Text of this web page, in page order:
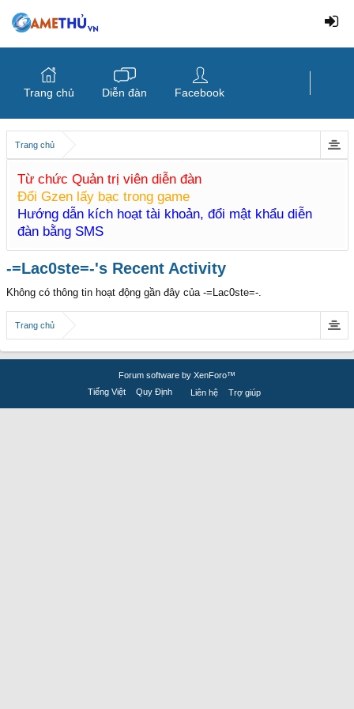
Trang chủ
Từ chức Quản trị viên diễn đàn
Đổi Gzen lấy bạc trong game
Hướng dẫn kích hoạt tài khoản, đổi mật khẩu diễn
đàn bằng SMS
-=Lac0ste=-'s Recent Activity
Không có thông tin hoạt động gần đây của -=Lac0ste=-.
Trang chủ
Trang chủ Diễn đàn Facebook
Forum software by XenForo™
Tiếng Việt
Quy Định Liên hệ Trợ giúp